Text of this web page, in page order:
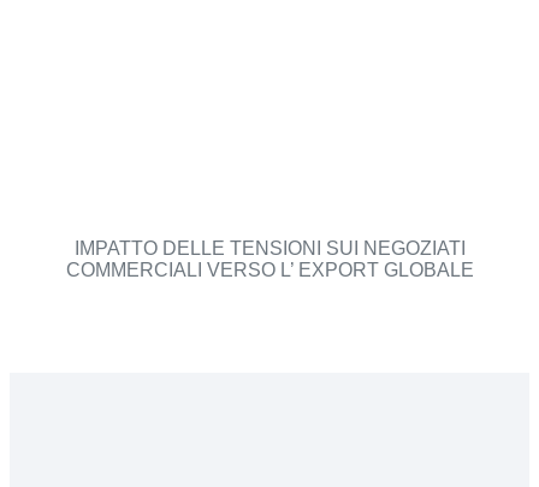
IMPATTO DELLE TENSIONI SUI NEGOZIATI
COMMERCIALI VERSO L’ EXPORT GLOBALE